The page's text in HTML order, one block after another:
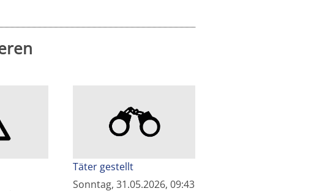
Täter gestellt
Sonntag, 31.05.2026, 09:43